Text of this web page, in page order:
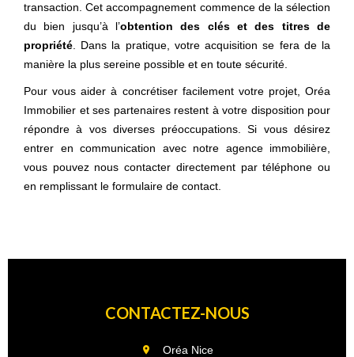
transaction. Cet accompagnement commence de la sélection
du bien jusqu’à l’obtention des clés et des titres de
propriété . Dans la pratique, votre acquisition se fera de la
manière la plus sereine possible et en toute sécurité.
Pour vous aider à concrétiser facilement votre projet, Oréa
Immobilier et ses partenaires restent à votre disposition pour
répondre à vos diverses préoccupations. Si vous désirez
entrer en communication avec notre agence immobilière,
vous pouvez nous contacter directement par téléphone ou
en remplissant le formulaire de contact.
CONTACTEZ-NOUS
Oréa Nice